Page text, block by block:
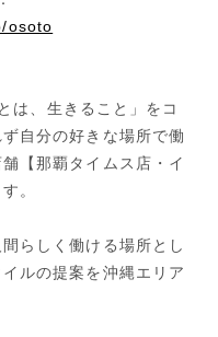
osoto
は、生きること」をコ
自分の好きな場所で働
【那覇タイムス店・イ
。
らしく働ける場所とし
ルの提案を沖縄エリア